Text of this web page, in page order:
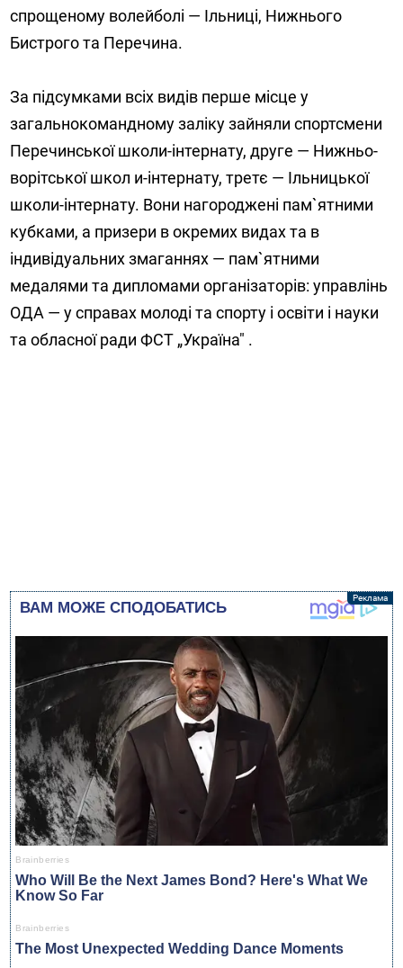
спрощеному волейболі — Ільниці, Нижнього
Бистрого та Перечина.
За підсумками всіх видів перше місце у
загальнокомандному заліку зайняли спортсмени
Перечинської школи-інтернату, друге — Нижньо-
ворітської школ и-інтернату, третє — Ільницької
школи-інтернату. Вони нагороджені пам`ятними
кубками, а призери в окремих видах та в
індивідуальних змаганнях — пам`ятними
медалями та дипломами організаторів: управлінь
ОДА — у справах молоді та спорту і освіти і науки
та обласної ради ФСТ „Україна" .